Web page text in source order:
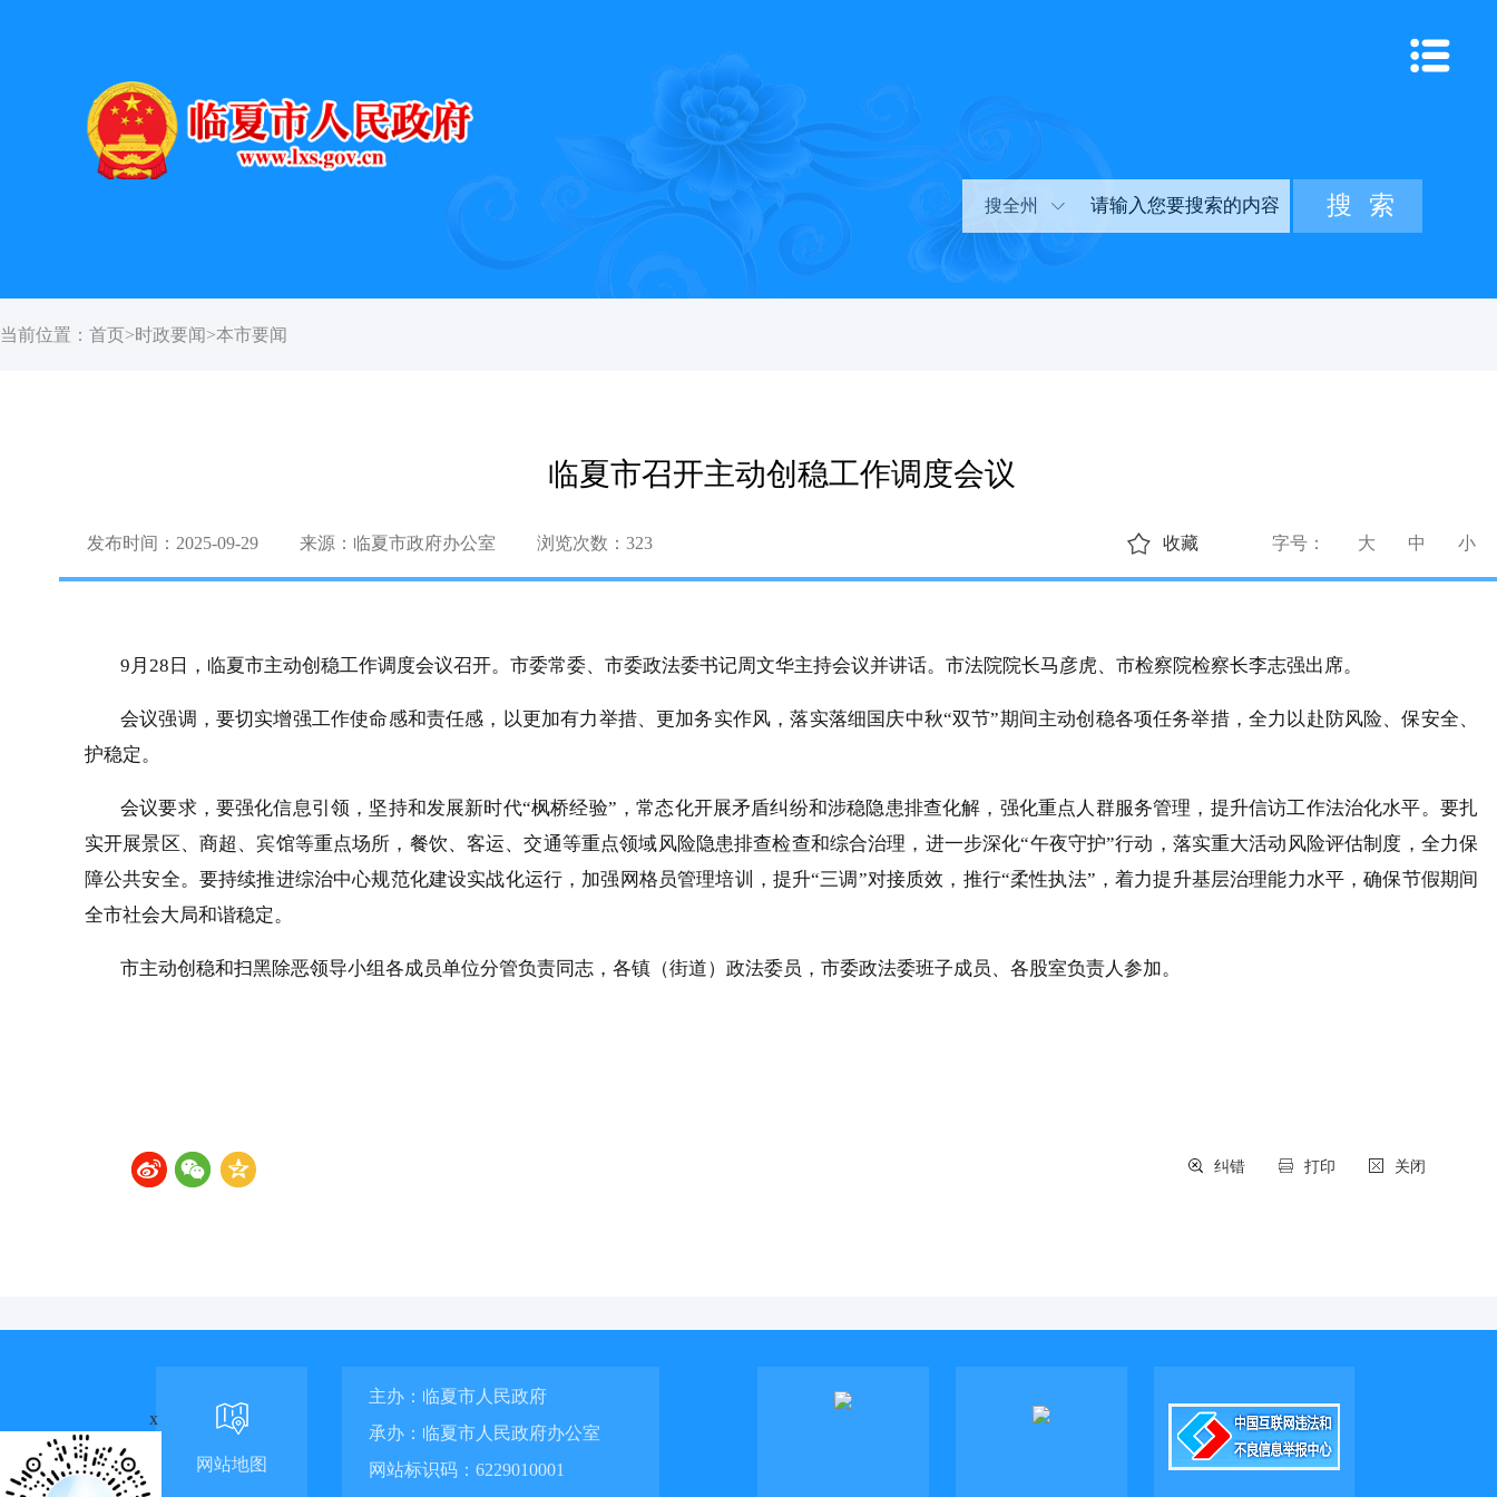
搜全州
当前位置： 首页>时政要闻 >本市要闻
临夏市召开主动创稳工作调度会议
发布时间：2025-09-29 来源：临夏市政府办公室 浏览次数： 323 字号： 大 中 小
收藏
9月28日，临夏市主动创稳工作调度会议召开。市委常委、 市委政法委书记周文华主持会议并讲话。市法院院长马彦虎、市检察院检察长李志强出席。
会议强调，要切实增强工作使命感和责任感，以更加有力举措、更加务实作风，落实落细国庆中秋“双节”期间主动创稳各项任务举措，全力以赴防风险、保安全、
护稳定。
会议要求，要强化信息引领，坚持和发展新时代“枫桥经验”，常态化开展矛盾纠纷和涉稳隐患排查化解，强化重点人群服务管理，提升信访工作法治化水平。要扎
实开展景区、商超、宾馆等重点场所，餐饮、客运、交通等重点领域风险隐患排查检查和综合治理，进一步深化“午夜守护”行动，落实重大活动风险评估制度，全力保
障公共安全。要持续推进综治中心规范化建设实战化运行，加强网格员管理培训，提升“三调”对接质效，推行“柔性执法”，着力提升基层治理能力水平，确保节假期间
全市社会大局和谐稳定。
市主动创稳和扫黑除恶领导小组各成员单位分管负责同志，各镇（街道）政法委员，市委政法委班子成员、各股室负责人参加。
关闭
打印
纠错
网站地图
主办：临夏市人民政府
承办：临夏市人民政府办公室
网站标识码：6229010001
x